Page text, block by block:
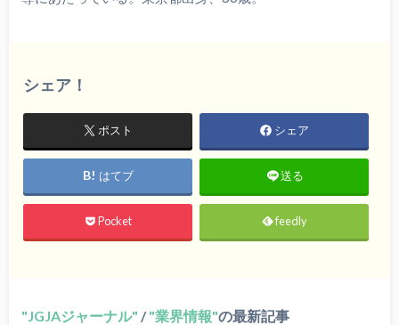
シェア！
ポスト シェア
はてブ 送る
Pocket feedly
JGJAジャーナル / 業界情報 の最新記事